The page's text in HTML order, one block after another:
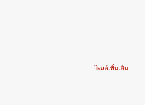
โพสต์เพิ่มเติม